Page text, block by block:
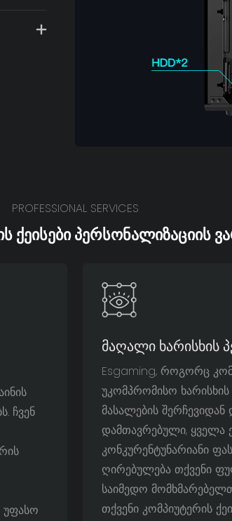
PROFESSIONAL SERVICES
ᲥᲔᲘᲡᲔᲑᲘ ᲞᲔᲠᲡᲝᲜᲐᲚᲘᲖᲐᲪᲘᲘᲡ
ჩვენ
უფასო
Მაღალი Ხარისხის
Esgaming, როგორც
უკომპრომისო
მასალების
დამთავრებული, ყველა
კონკურენტუნარიანი
ღირებულება თქვენი
საიმედო
თქვენი კომპიუტერის